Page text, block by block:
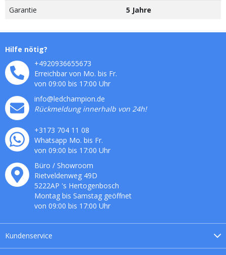
Garantie
5 Jahre
Kundenservice
Hilfe nötig?
+4920936655673
Erreichbar von Mo. bis Fr.
von 09:00 bis 17:00 Uhr
info@ledchampion.de
Rückmeldung innerhalb von 24h!
+3173 704 11 08
Whatsapp Mo. bis Fr.
von 09:00 bis 17:00 Uhr
Büro / Showroom
Rietveldenweg 49D
5222AP 's Hertogenbosch
Montag bis Samstag geöffnet
von 09:00 bis 17:00 Uhr